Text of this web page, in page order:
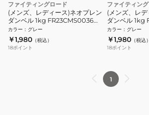
ファイティングロード
(メンズ、レディース)ネオプレン
ダンベル 1kg FR23CMS0036
GRY
カラー ： グレー
￥1,980 （税込）
18ポイント
ファイティン
(メンズ、レ
ダンベル 1kg
GRY
カラー ： グレー
￥1,980 （税込）
18ポイント
1